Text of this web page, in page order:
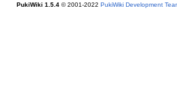
PukiWiki 1.5.4© 2001-2022 PukiWiki Development